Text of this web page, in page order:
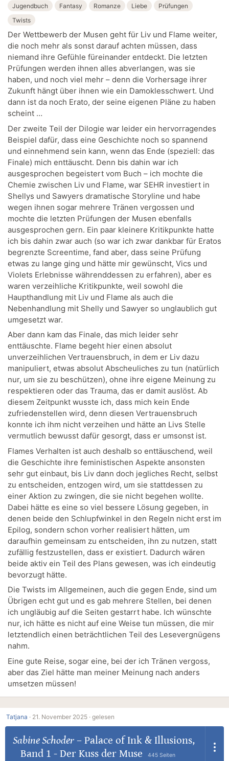
Jugendbuch
Fantasy Romanze Liebe
Prüfungen
Twists
Der Wettbewerb der Musen geht für Liv und Flame weiter,
die noch mehr als sonst darauf achten müssen, dass
niemand ihre Gefühle füreinander entdeckt. Die letzten
Prüfungen werden ihnen alles abverlangen, was sie
haben, und noch viel mehr – denn die Vorhersage ihrer
Zukunft hängt über ihnen wie ein Damoklesschwert. Und
dann ist da noch Erato, der seine eigenen Pläne zu haben
scheint …
Der zweite Teil der Dilogie war leider ein hervorragendes
Beispiel dafür, dass eine Geschichte noch so spannend
und einnehmend sein kann, wenn das Ende (speziell: das
Finale) mich enttäuscht. Denn bis dahin war ich
ausgesprochen begeistert vom Buch – ich mochte die
Chemie zwischen Liv und Flame, war SEHR investiert in
Shellys und Sawyers dramatische Storyline und habe
wegen ihnen sogar mehrere Tränen vergossen und
mochte die letzten Prüfungen der Musen ebenfalls
ausgesprochen gern. Ein paar kleinere Kritikpunkte hatte
ich bis dahin zwar auch (so war ich zwar dankbar für Eratos
begrenzte Screentime, fand aber, dass seine Prüfung
etwas zu lange ging und hätte mir gewünscht, Vics und
Violets Erlebnisse währenddessen zu erfahren), aber es
waren verzeihliche Kritikpunkte, weil sowohl die
Haupthandlung mit Liv und Flame als auch die
Nebenhandlung mit Shelly und Sawyer so unglaublich gut
umgesetzt war.
Aber dann kam das Finale, das mich leider sehr
enttäuschte. Flame begeht hier einen absolut
unverzeihlichen Vertrauensbruch, in dem er Liv dazu
manipuliert, etwas absolut Abscheuliches zu tun (natürlich
nur, um sie zu beschützen), ohne ihre eigene Meinung zu
respektieren oder das Trauma, das er damit auslöst. Ab
diesem Zeitpunkt wusste ich, dass mich kein Ende
zufriedenstellen wird, denn diesen Vertrauensbruch
konnte ich ihm nicht verzeihen und hätte an Livs Stelle
vermutlich bewusst dafür gesorgt, dass er umsonst ist.
Flames Verhalten ist auch deshalb so enttäuschend, weil
die Geschichte ihre feministischen Aspekte ansonsten
sehr gut einbaut, bis Liv dann doch jegliches Recht, selbst
zu entscheiden, entzogen wird, um sie stattdessen zu
einer Aktion zu zwingen, die sie nicht begehen wollte.
Dabei hätte es eine so viel bessere Lösung gegeben, in
denen beide den Schlupfwinkel in den Regeln nicht erst im
Epilog, sondern schon vorher realisiert hätten, um
daraufhin gemeinsam zu entscheiden, ihn zu nutzen, statt
zufällig festzustellen, dass er existiert. Dadurch wären
beide aktiv ein Teil des Plans gewesen, was ich eindeutig
bevorzugt hätte.
Die Twists im Allgemeinen, auch die gegen Ende, sind um
Übrigen echt gut und es gab mehrere Stellen, bei denen
ich ungläubig auf die Seiten gestarrt habe. Ich wünschte
nur, ich hätte es nicht auf eine Weise tun müssen, die mir
letztendlich einen beträchtlichen Teil des Lesevergnügens
nahm.
Eine gute Reise, sogar eine, bei der ich Tränen vergoss,
aber das Ziel hätte man meiner Meinung nach anders
umsetzen müssen!
Tatjana · 21. November 2025 · gelesen
Sabine Schoder– Palace of Ink & Illusions,
Band 1 - Der Kuss der Muse
445 Seiten